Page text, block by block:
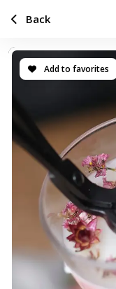
Add to favorites
Back